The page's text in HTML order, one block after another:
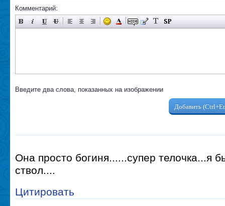
Комментарий:
Введите два слова, показанных на изображении
Добавить
Она просто богиня......супер телочка...я
ствол....
Цитировать